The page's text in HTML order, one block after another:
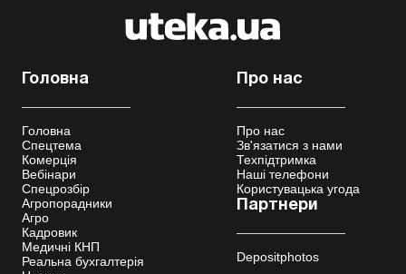
Головна
Головна
Спецтема
Комерція
Вебінари
Спецрозбір
Агропорадники
Агро
Кадровик
Медичні КНП
Реальна бухгалтерія
Про нас
Про нас
Зв'язатися з нами
Техпідтримка
Наші телефони
Користувацька угода
Партнери
Depositphotos